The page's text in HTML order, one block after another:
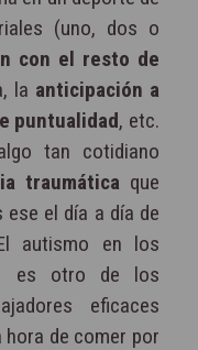
(uno, dos o
con el resto de
la anticipación a
puntualidad, etc.
tan cotidiano
traumáticaque
ese el día a día de
autismo en los
es otro de los
eficaces
de comer por